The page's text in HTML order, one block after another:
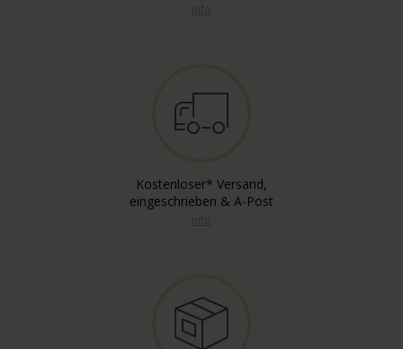
Kostenloser* Versand,
eingeschrieben & A-Post